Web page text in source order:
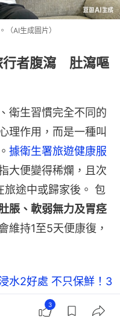
（AI生成圖片）
行者腹瀉 肚瀉嘔
衛生習慣完全不同的
理作用，而是一種叫
據衛生署旅遊健康服
大便變得稀爛，且次
旅途中或歸家後。 包
脹、軟弱無力及胃痉
維持1至5天便康復，
水2好處 不只保鮮！3
3